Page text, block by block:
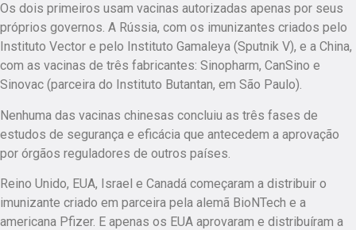
Os dois primeiros usam vacinas autorizadas apenas por seus
próprios governos. A Rússia, com os imunizantes criados pelo
Instituto Vector e pelo Instituto Gamaleya (Sputnik V), e a China,
com as vacinas de três fabricantes: Sinopharm, CanSino e
Sinovac (parceira do Instituto Butantan, em São Paulo).
Nenhuma das vacinas chinesas concluiu as três fases de
estudos de segurança e eficácia que antecedem a aprovação
por órgãos reguladores de outros países.
Reino Unido, EUA, Israel e Canadá começaram a distribuir o
imunizante criado em parceira pela alemã BioNTech e a
americana Pfizer. E apenas os EUA aprovaram e distribuíram a